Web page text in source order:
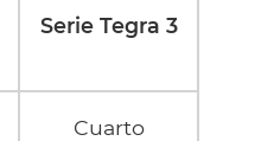
Serie Tegra 3
Cuarto